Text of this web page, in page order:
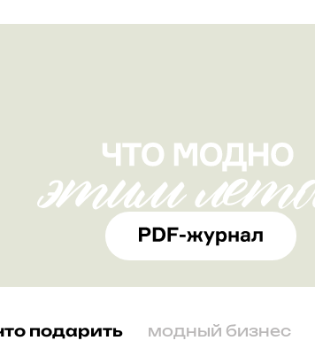
подарить модный бизнес